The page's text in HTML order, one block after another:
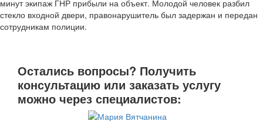
минут экипаж ГНР прибыли на объект. Молодой человек разбил
стекло входной двери, правонарушитель был задержан и передан
сотрудникам полиции.
Остались вопросы? Получить
консультацию или заказать услугу
можно через специалистов: